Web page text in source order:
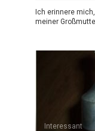
Ich erinnere
meiner
Interessant